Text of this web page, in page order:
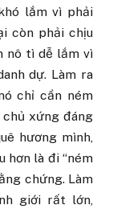
lắm vì phải
còn phải chịu
nô tì dễ lắm vì
dự. Làm ra
chỉ cần ném
xứng đáng
hương mình,
hơn là đi “ném
chứng. Làm
giới rất lớn,